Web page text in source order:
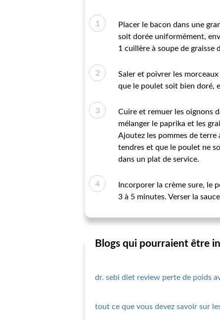
Placer le bacon dans une
soit dorée uniformément,
1 cuillère à soupe de graisse
Saler et poivrer les
que le poulet soit bien doré,
Cuire et remuer les oignons
mélanger le paprika et les
Ajoutez les pommes de terre
tendres et que le poulet ne
dans un plat de service.
Incorporer la crème sure, le
3 à 5 minutes. Verser la
Blogs qui pourraient être
dr. sebi diet review perte de poids
tout ce que vous devez savoir sur